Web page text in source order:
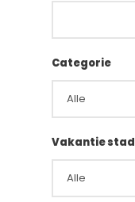
Categorie
Vakantie stad